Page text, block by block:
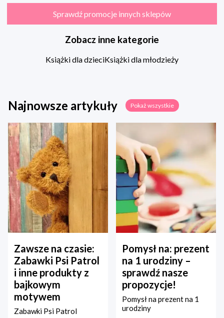
Sprawdź promocje innych sklepów
Zobacz inne kategorie
Książki dla dzieciKsiążki dla młodzieży
Najnowsze artykuły Pokaż wszystkie
Zawsze na czasie:
Zabawki Psi Patrol
i inne produkty z
bajkowym
motywem
Zabawki Psi Patrol
Pomysł na: prezent
na 1 urodziny –
sprawdź nasze
propozycje!
Pomysł na prezent na 1
urodziny